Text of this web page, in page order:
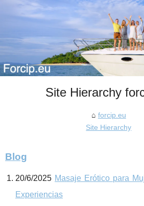
Site Hierarchy
forcip.eu
Site Hierarchy
Blog
20/6/2025 Masaje Erótico para
Experiencias